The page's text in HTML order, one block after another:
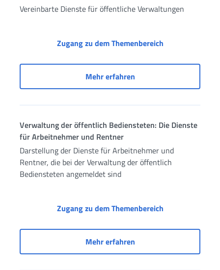
Vereinbarte Dienste für öffentliche Verwaltungen
Zugang zu dem ThemenbereichVereinbarte
Mehr erfahrenVereinbarte Dienste für
Verwaltung der öffentlich Bediensteten: Die Dienste
für Arbeitnehmer und Rentner
Darstellung der Dienste für Arbeitnehmer und
Rentner, die bei der Verwaltung der öffentlich
Bediensteten angemeldet sind
Zugang zu dem ThemenbereichVerwaltung der
Mehr erfahrenVerwaltung der